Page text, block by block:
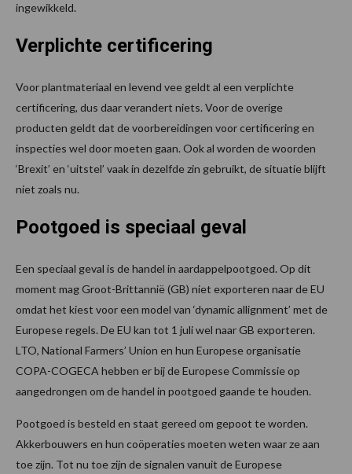
ingewikkeld.
Verplichte certificering
Voor plantmateriaal en levend vee geldt al een verplichte
certificering, dus daar verandert niets. Voor de overige
producten geldt dat de voorbereidingen voor certificering en
inspecties wel door moeten gaan. Ook al worden de woorden
‘Brexit’ en ‘uitstel’ vaak in dezelfde zin gebruikt, de situatie blijft
niet zoals nu.
Pootgoed is speciaal geval
Een speciaal geval is de handel in aardappelpootgoed. Op dit
moment mag Groot-Brittannië (GB) niet exporteren naar de EU
omdat het kiest voor een model van ‘dynamic allignment’ met de
Europese regels. De EU kan tot 1 juli wel naar GB exporteren.
LTO, National Farmers’ Union en hun Europese organisatie
COPA-COGECA hebben er bij de Europese Commissie op
aangedrongen om de handel in pootgoed gaande te houden.
Pootgoed is besteld en staat gereed om gepoot te worden.
Akkerbouwers en hun coöperaties moeten weten waar ze aan
toe zijn. Tot nu toe zijn de signalen vanuit de Europese